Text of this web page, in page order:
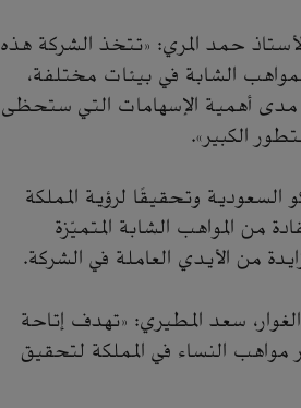
حمد المري: «تتخذ الشركة هذه
الشابة في بيئات مختلفة،
أهمية الإسهامات التي ستحظى
الكبير».
السعودية وتحقيقًا لرؤية المملكة
من المواهب الشابة المتميّزة
من الأيدي العاملة في الشركة.
سعد المطيري: «تهدف إتاحة
النساء في المملكة لتحقيق